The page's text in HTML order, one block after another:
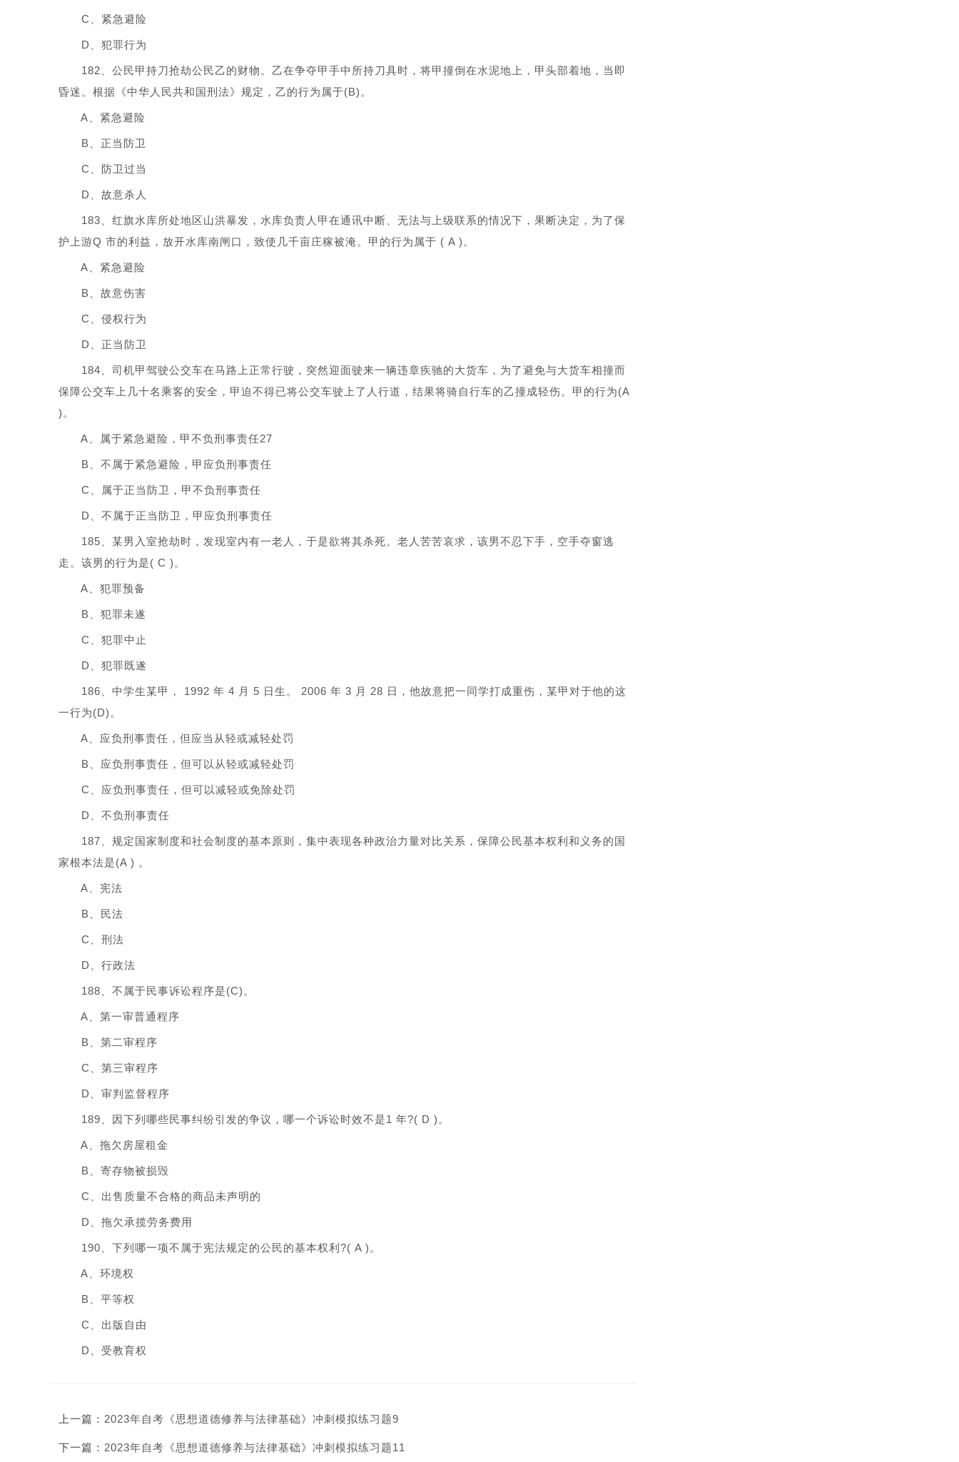
C、紧急避险
D、犯罪行为
182、公民甲持刀抢劫公民乙的财物。乙在争夺甲手中所持刀具时，将甲撞倒在水泥地上，甲头部着地，当即
昏迷。根据《中华人民共和国刑法》规定，乙的行为属于(B)。
A、紧急避险
B、正当防卫
C、防卫过当
D、故意杀人
183、红旗水库所处地区山洪暴发，水库负责人甲在通讯中断、无法与上级联系的情况下，果断决定，为了保
护上游Q 市的利益，放开水库南闸口，致使几千亩庄稼被淹。甲的行为属于 ( A )。
A、紧急避险
B、故意伤害
C、侵权行为
D、正当防卫
184、司机甲驾驶公交车在马路上正常行驶，突然迎面驶来一辆违章疾驰的大货车，为了避免与大货车相撞而
保障公交车上几十名乘客的安全，甲迫不得已将公交车驶上了人行道，结果将骑自行车的乙撞成轻伤。甲的行为(A
)。
A、属于紧急避险，甲不负刑事责任27
B、不属于紧急避险，甲应负刑事责任
C、属于正当防卫，甲不负刑事责任
D、不属于正当防卫，甲应负刑事责任
185、某男入室抢劫时，发现室内有一老人，于是欲将其杀死。老人苦苦哀求，该男不忍下手，空手夺窗逃
走。该男的行为是( C )。
A、犯罪预备
B、犯罪未遂
C、犯罪中止
D、犯罪既遂
186、中学生某甲， 1992 年 4 月 5 日生。 2006 年 3 月 28 日，他故意把一同学打成重伤，某甲对于他的这
一行为(D)。
A、应负刑事责任，但应当从轻或减轻处罚
B、应负刑事责任，但可以从轻或减轻处罚
C、应负刑事责任，但可以减轻或免除处罚
D、不负刑事责任
187、规定国家制度和社会制度的基本原则，集中表现各种政治力量对比关系，保障公民基本权利和义务的国
家根本法是(A ) 。
A、宪法
B、民法
C、刑法
D、行政法
188、不属于民事诉讼程序是(C)。
A、第一审普通程序
B、第二审程序
C、第三审程序
D、审判监督程序
189、因下列哪些民事纠纷引发的争议，哪一个诉讼时效不是1 年?( D )。
A、拖欠房屋租金
B、寄存物被损毁
C、出售质量不合格的商品未声明的
D、拖欠承揽劳务费用
190、下列哪一项不属于宪法规定的公民的基本权利?( A )。
A、环境权
B、平等权
C、出版自由
D、受教育权
上一篇： 2023年自考《思想道德修养与法律基础》冲刺模拟练习题9
下一篇： 2023年自考《思想道德修养与法律基础》冲刺模拟练习题11